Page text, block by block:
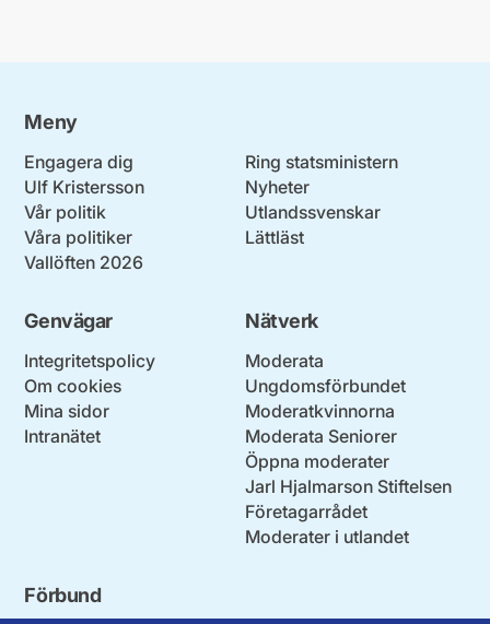
Meny
Engagera dig
Ulf Kristersson
Vår politik
Våra politiker
Vallöften 2026
Ring statsministern
Nyheter
Utlandssvenskar
Lättläst
Genvägar
Integritetspolicy
Om cookies
Mina sidor
Intranätet
Nätverk
Moderata
Ungdomsförbundet
Moderatkvinnorna
Moderata Seniorer
Öppna moderater
Jarl Hjalmarson Stiftelsen
Företagarrådet
Moderater i utlandet
Förbund